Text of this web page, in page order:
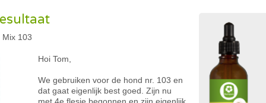
Mix 103
Hoi Tom,
We gebruiken voor de hond nr. 103 en
dat gaat eigenlijk best goed. Zijn nu